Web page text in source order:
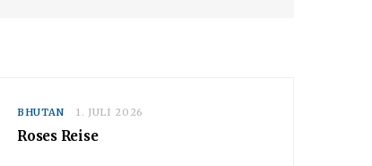
BHUTAN 1. JULI 2026
Roses Reise